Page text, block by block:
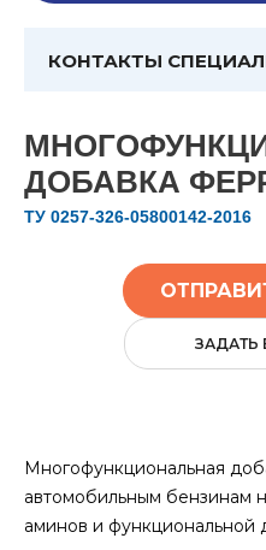
КОНТАКТЫ
ДОБАВКА
ТУ 0257-326-05800142-2016
ЗАДАТЬ
Многофункциональная
автомобильным бензинам
аминов и функциональной